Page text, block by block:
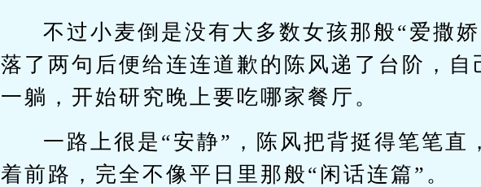
不过小麦倒是没有大多数女孩那般“爱撒
落了两句后便给连连道歉的陈风递了台阶，自
一躺，开始研究晚上要吃哪家餐厅。
一路上很是“安静”，陈风把背挺得笔笔直
着前路，完全不像平日里那般“闲话连篇”。